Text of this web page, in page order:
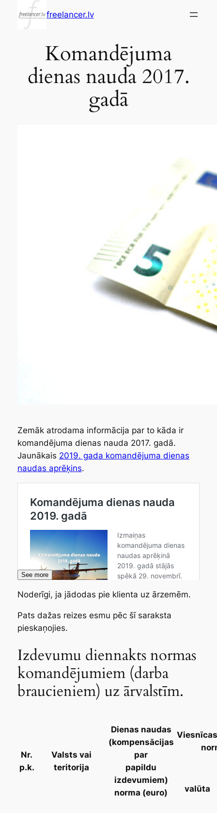
content
freelancer.lv
Komandējuma
dienas nauda 2017.
gadā
Zemāk atrodama informācija par to kāda ir
komandējuma dienas nauda 2017. gadā.
Jaunākais 2019. gada komandējuma dienas
naudas aprēķins.
See more
Noderīgi, ja jādodas pie klienta uz ārzemēm.
Pats dažas reizes esmu pēc šī saraksta
pieskaņojies.
Izdevumu diennakts normas
komandējumiem (darba
braucieniem) uz ārvalstīm.
Nr.
p.k.
Valsts vai
teritorija
Dienas naudas
(kompensācijas
par
papildu
izdevumiem)
norma (euro) valūta